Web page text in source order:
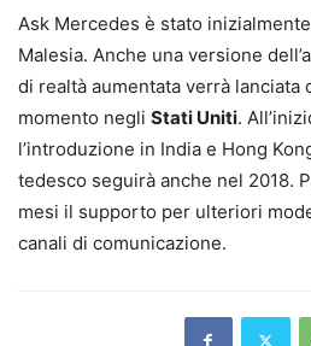
Ask Mercedes è stato
Malesia. Anche una versione
di realtà aumentata verrà lanciata
momento negli Stati Uniti.
l’introduzione in India e Hong
tedesco seguirà anche nel 2018.
mesi il supporto per ulteriori
canali di comunicazione.